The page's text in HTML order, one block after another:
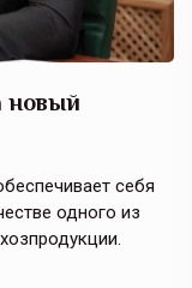
новый
себя
одного из